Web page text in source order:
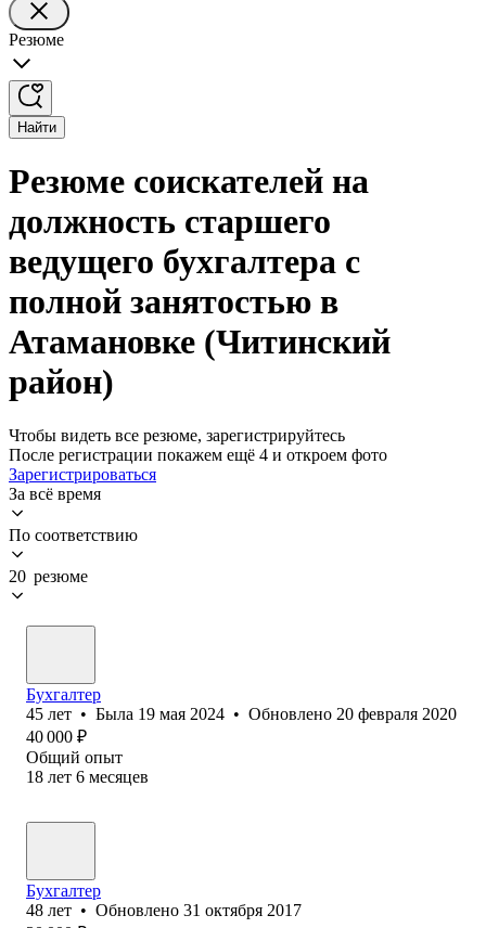
Резюме
Найти
Резюме соискателей на
должность старшего
ведущего бухгалтера с
полной занятостью в
Атамановке (Читинский
район)
Чтобы видеть все резюме, зарегистрируйтесь
После регистрации покажем ещё 4 и откроем фото
Зарегистрироваться
За всё время
По соответствию
20 резюме
Бухгалтер
45 лет • Была 19 мая 2024 • Обновлено 20 февраля 2020
40 000 ₽
Общий опыт
18 лет 6 месяцев
Бухгалтер
48 лет • Обновлено 31 октября 2017